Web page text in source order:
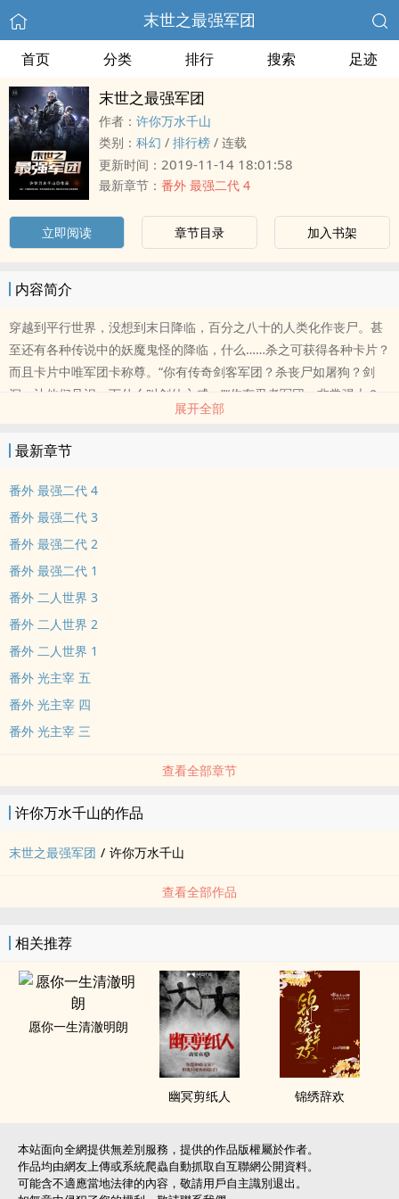
末世之最强军团
首页 分类 排行 搜索 足迹
末世之最强军团
作者： 许你万水千山
类别： 科幻 / 排行榜 / 连载
更新时间： 2019-11-14 18:01:58
最新章节： 番外 最强二代 4
立即阅读 章节目录 加入书架
内容简介
穿越到平行世界，没想到末日降临，百分之八十的人类化作丧尸。甚
至还有各种传说中的妖魔鬼怪的降临，什么……杀之可获得各种卡片？
而且卡片中唯军团卡称尊。“你有传奇剑客军团？杀丧尸如屠狗？剑
沉，让他们见识一下什么叫剑仙之威。”“你有忍者军团，非常强大？
呵呵……区区蛮夷之物，也敢在我华夏放肆？五行军团，让他们体验一
展开全部
最新章节
番外 最强二代 4
番外 最强二代 3
番外 最强二代 2
番外 最强二代 1
番外 二人世界 3
番外 二人世界 2
番外 二人世界 1
番外 光主宰 五
番外 光主宰 四
番外 光主宰 三
查看全部章节
许你万水千山的作品
末世之最强军团 / 许你万水千山
查看全部作品
相关推荐
愿你一生清澈明朗
幽冥剪纸人 锦绣辞欢
本站面向全網提供無差別服務，提供的作品版權屬於作者。
作品均由網友上傳或系統爬蟲自動抓取自互聯網公開資料。
可能含不適應當地法律的內容，敬請用戶自主識別退出。